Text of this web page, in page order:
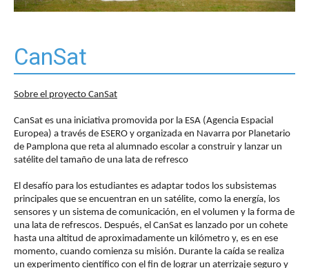
CanSat
Sobre el proyecto CanSat
CanSat es una iniciativa promovida por la ESA (Agencia Espacial
Europea) a través de ESERO y organizada en Navarra por Planetario
de Pamplona que reta al alumnado escolar a construir y lanzar un
satélite del tamaño de una lata de refresco
El desafío para los estudiantes es adaptar todos los subsistemas
principales que se encuentran en un satélite, como la energía, los
sensores y un sistema de comunicación, en el volumen y la forma de
una lata de refrescos. Después, el CanSat es lanzado por un cohete
hasta una altitud de aproximadamente un kilómetro y, es en ese
momento, cuando comienza su misión. Durante la caída se realiza
un experimento científico con el fin de lograr un aterrizaje seguro y